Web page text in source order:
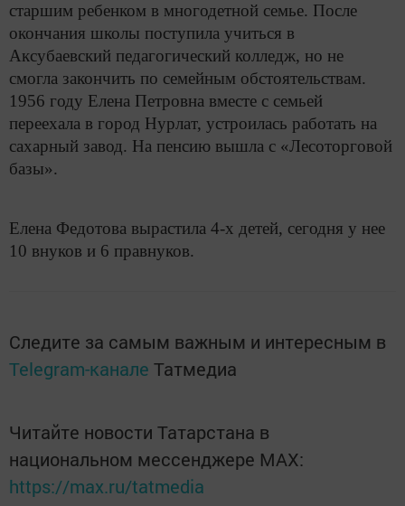
старшим ребенком в многодетной семье. После
окончания школы поступила учиться в
Аксубаевский педагогический колледж, но не
смогла закончить по семейным обстоятельствам.
1956 году Елена Петровна вместе с семьей
переехала в город Нурлат, устроилась работать на
сахарный завод. На пенсию вышла с «Лесоторговой
базы».
Елена Федотова вырастила 4-х детей, сегодня у нее
10 внуков и 6 правнуков.
Следите за самым важным и интересным в
Telegram-канале Татмедиа
Читайте новости Татарстана в
национальном мессенджере MАХ:
https://max.ru/tatmedia